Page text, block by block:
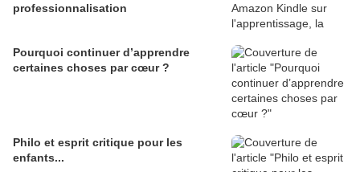
professionnalisation
Pourquoi continuer d’apprendre
certaines choses par cœur ?
Philo et esprit critique pour les
enfants...